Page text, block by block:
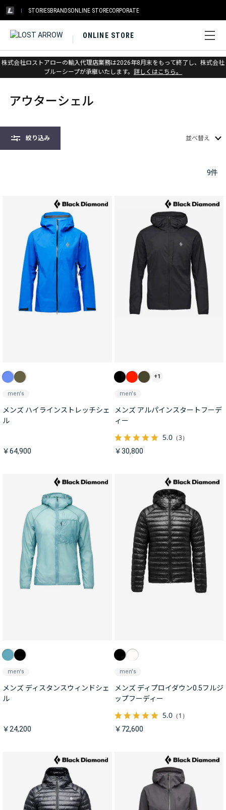
STORIESBRANDSONLINE STORECORPORATE
ONLINE STORE
株式会社ロストアローの輸入代理店業務は2026年8月末をもって終了し、株式会社
ブルーシープが承継いたします。 詳しくはこちら。
ホーム > アパレル > アウターシェル
アウターシェル
絞り込み 並べ替え
9件
men's
メンズ ハイラインストレッチシェ
ル
￥64,900
+1
men's
メンズ アルパインスタートフーデ
ィー
5.0（3）
￥30,800
men's
メンズ ディスタンスウィンドシェ
ル
￥24,200
men's
メンズ ディプロイダウン0.5フルジ
ップフーディー
5.0（1）
￥72,600